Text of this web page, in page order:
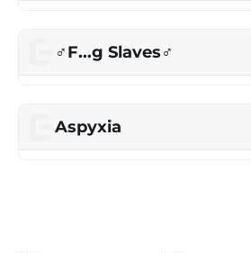
♂F...g Slaves♂
Aspyxia